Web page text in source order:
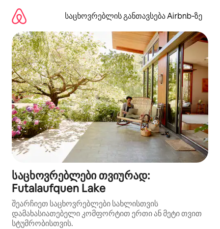
გადასვლა
საცხოვრებლის განთავსება Airbnb‑ზე
საცხოვრებლები თვიურად:
Futalaufquen Lake
შეარჩიეთ საცხოვრებლები სახლისთვის
დამახასიათებელი კომფორტით ერთი ან მეტი თვით
სტუმრობისთვის.